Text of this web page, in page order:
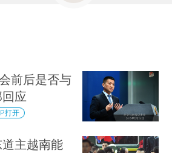
前后是否与
应
打开
主越南能